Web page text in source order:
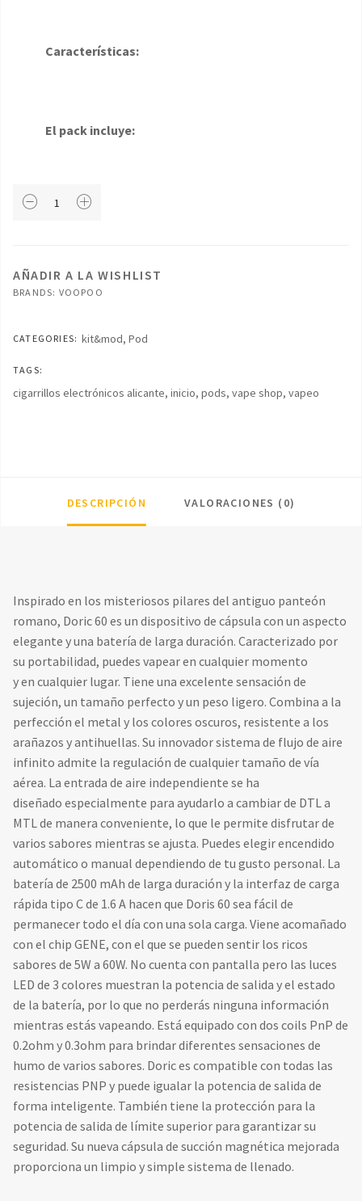
Características:
El pack incluye:
Voopoo
cantidad
AÑADIR A LA WISHLIST
BRANDS: VOOPOO
CATEGORIES: kit&mod,Pod
TAGS:
cigarrillos electrónicos alicante, inicio, pods, vape shop, vapeo
DESCRIPCIÓN VALORACIONES (0)
Inspirado en los misteriosos pilares del antiguo panteón
romano, Doric 60 es un dispositivo de cápsula con un aspecto
elegante y una batería de larga duración. Caracterizado por
su portabilidad, puedes vapear en cualquier momento
y en cualquier lugar. Tiene una excelente sensación de
sujeción, un tamaño perfecto y un peso ligero. Combina a la
perfección el metal y los colores oscuros, resistente a los
arañazos y antihuellas. Su innovador sistema de flujo de aire
infinito admite la regulación de cualquier tamaño de vía
aérea. La entrada de aire independiente se ha
diseñado especialmente para ayudarlo a cambiar de DTL a
MTL de manera conveniente, lo que le permite disfrutar de
varios sabores mientras se ajusta. Puedes elegir encendido
automático o manual dependiendo de tu gusto personal. La
batería de 2500 mAh de larga duración y la interfaz de carga
rápida tipo C de 1.6 A hacen que Doris 60 sea fácil de
permanecer todo el día con una sola carga. Viene acomañado
con el chip GENE, con el que se pueden sentir los ricos
sabores de 5W a 60W. No cuenta con pantalla pero las luces
LED de 3 colores muestran la potencia de salida y el estado
de la batería, por lo que no perderás ninguna información
mientras estás vapeando. Está equipado con dos coils PnP de
0.2ohm y 0.3ohm para brindar diferentes sensaciones de
humo de varios sabores. Doric es compatible con todas las
resistencias PNP y puede igualar la potencia de salida de
forma inteligente. También tiene la protección para la
potencia de salida de límite superior para garantizar su
seguridad. Su nueva cápsula de succión magnética mejorada
proporciona un limpio y simple sistema de llenado.